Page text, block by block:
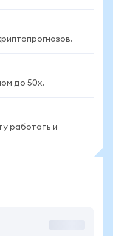
до 50x.
работать и